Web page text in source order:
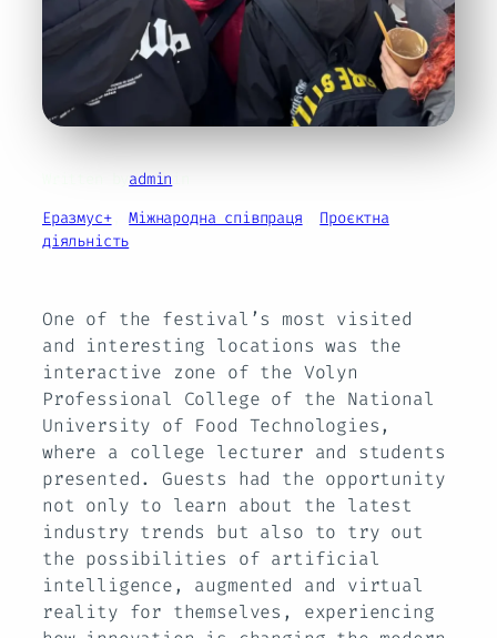
admin
Еразмус+, Міжнародна співпраця
Проєктна
діяльність
One of the festival’s most visited
and interesting locations was the
interactive zone of the Volyn
Professional College of the National
University of Food Technologies,
where a college lecturer and students
presented. Guests had the opportunity
not only to learn about the latest
industry trends but also to try out
the possibilities of artificial
intelligence, augmented and virtual
reality for themselves, experiencing